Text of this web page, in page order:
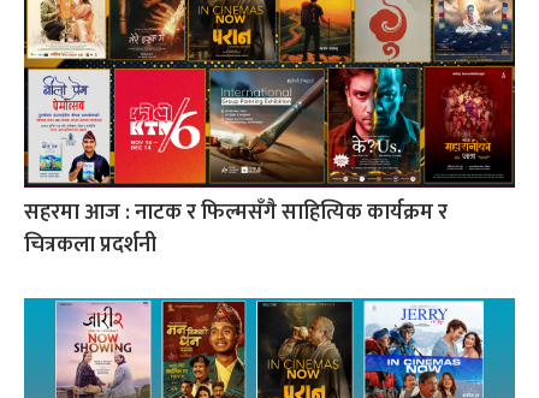
सहरमा आज : नाटक र फिल्मसँगै साहित्यिक कार्यक्रम र
चित्रकला प्रदर्शनी